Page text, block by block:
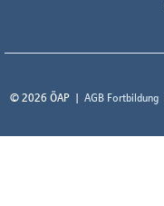
© 2026 ÖAP AGB Fortbildung